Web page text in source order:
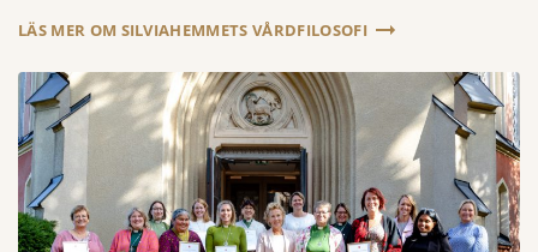
LÄS MER OM SILVIAHEMMETS VÅRDFILOSOFI